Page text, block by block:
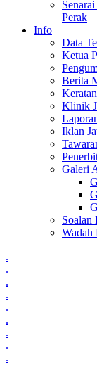
Perak
Info
Data
Ketua
Berita
Klinik
Iklan
Galeri
Soalan
.
.
.
.
.
.
.
.
.